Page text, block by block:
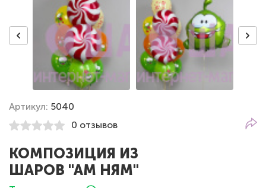
Артикул: 5040
0 отзывов
КОМПОЗИЦИЯ ИЗ
ШАРОВ "АМ НЯМ"